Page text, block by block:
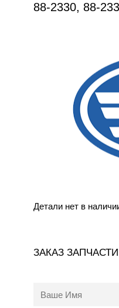
88-2330, 88-
Детали нет в
ЗАКАЗ ЗАПЧАСТИ